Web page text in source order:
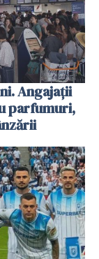
Angajații
parfumuri,